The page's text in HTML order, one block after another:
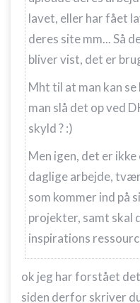
lavet, eller har fået
deres site mm... Så
bliver vist, det er
Mht til at man kan
man slå det op ved
skyld ? :)
Men igen, det er
daglige arbejde,
som kommer ind på
projekter, samt skal
inspirations
ok jeg har forstået
siden derfor skriver